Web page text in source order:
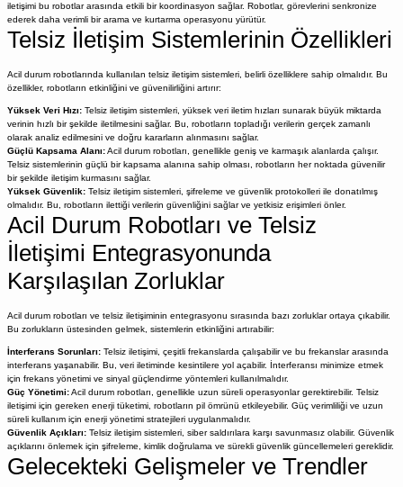
iletişimi bu robotlar arasında etkili bir koordinasyon sağlar. Robotlar, görevlerini senkronize
ederek daha verimli bir arama ve kurtarma operasyonu yürütür.
Telsiz İletişim Sistemlerinin Özellikleri
Acil durum robotlarında kullanılan telsiz iletişim sistemleri, belirli özelliklere sahip olmalıdır. Bu
özellikler, robotların etkinliğini ve güvenilirliğini artırır:
Yüksek Veri Hızı: Telsiz iletişim sistemleri, yüksek veri iletim hızları sunarak büyük miktarda
verinin hızlı bir şekilde iletilmesini sağlar. Bu, robotların topladığı verilerin gerçek zamanlı
olarak analiz edilmesini ve doğru kararların alınmasını sağlar.
Güçlü Kapsama Alanı:Acil durum robotları, genellikle geniş ve karmaşık alanlarda çalışır.
Telsiz sistemlerinin güçlü bir kapsama alanına sahip olması, robotların her noktada güvenilir
bir şekilde iletişim kurmasını sağlar.
Yüksek Güvenlik: Telsiz iletişim sistemleri, şifreleme ve güvenlik protokolleri ile donatılmış
olmalıdır. Bu, robotların ilettiği verilerin güvenliğini sağlar ve yetkisiz erişimleri önler.
Acil Durum Robotları ve Telsiz
İletişimi Entegrasyonunda
Karşılaşılan Zorluklar
Acil durum robotları ve telsiz iletişiminin entegrasyonu sırasında bazı zorluklar ortaya çıkabilir.
Bu zorlukların üstesinden gelmek, sistemlerin etkinliğini artırabilir:
İnterferans Sorunları: Telsiz iletişimi, çeşitli frekanslarda çalışabilir ve bu frekanslar arasında
interferans yaşanabilir. Bu, veri iletiminde kesintilere yol açabilir. İnterferansı minimize etmek
için frekans yönetimi ve sinyal güçlendirme yöntemleri kullanılmalıdır.
Güç Yönetimi:Acil durum robotları, genellikle uzun süreli operasyonlar gerektirebilir. Telsiz
iletişimi için gereken enerji tüketimi, robotların pil ömrünü etkileyebilir. Güç verimliliği ve uzun
süreli kullanım için enerji yönetimi stratejileri uygulanmalıdır.
Güvenlik Açıkları: Telsiz iletişim sistemleri, siber saldırılara karşı savunmasız olabilir. Güvenlik
açıklarını önlemek için şifreleme, kimlik doğrulama ve sürekli güvenlik güncellemeleri gereklidir.
Gelecekteki Gelişmeler ve Trendler